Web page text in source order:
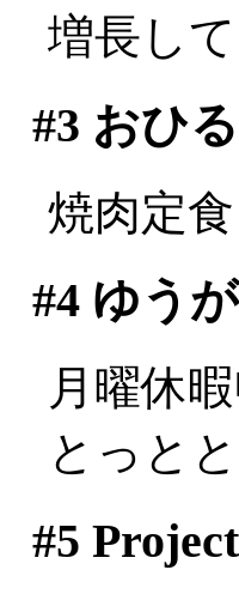
増長し
#3 おひ
焼肉定食
#4ゆう
月曜休
とっとと
#5